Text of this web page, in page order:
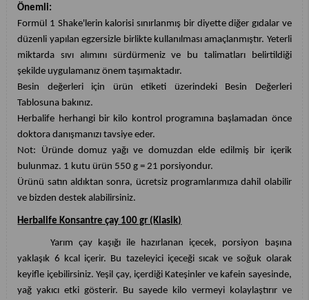
Önemli:
Formül 1 Shake'lerin kalorisi sınırlanmış bir diyette diğer gıdalar ve
düzenli yapılan egzersizle birlikte kullanılması amaçlanmıştır. Yeterli
miktarda sıvı alımını sürdürmeniz ve bu talimatları belirtildiği
şekilde uygulamanız önem taşımaktadır.
Besin değerleri için ürün etiketi üzerindeki Besin Değerleri
Tablosuna bakınız.
Herbalife herhangi bir kilo kontrol programına başlamadan önce
doktora danışmanızı tavsiye eder.
Not: Üründe domuz yağı ve domuzdan elde edilmiş bir içerik
bulunmaz. 1 kutu ürün 550 g = 21 porsiyondur.
Ürünü satın aldıktan sonra, ücretsiz programlarımıza dahil olabilir
ve bizden destek alabilirsiniz.
Herbalife Konsantre çay 100 gr (Klasik)
Yarım çay kaşığı ile hazırlanan içecek, porsiyon başına
yaklaşık 6 kcal içerir. Bu tazeleyici içeceği sıcak ve soğuk olarak
keyifle içebilirsiniz. Yeşil çay, içerdiği Kateşinler ve kafein sayesinde,
yağ yakıcı etki gösterir. Bu sayede kilo vermeyi kolaylaştırır ve